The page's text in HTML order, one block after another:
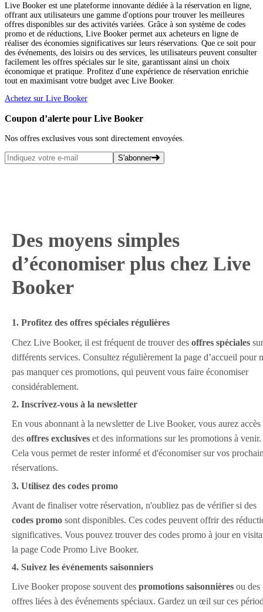
Live Booker est une plateforme innovante dédiée à la réservation en ligne,
offrant aux utilisateurs une gamme d'options pour trouver les meilleures
offres disponibles sur des activités variées. Grâce à son système de codes
promo et de réductions, Live Booker permet aux acheteurs en ligne de
réaliser des économies significatives sur leurs réservations. Que ce soit pour
des événements, des loisirs ou des services, les utilisateurs peuvent consulter
facilement les offres spéciales sur le site, garantissant ainsi un choix
économique et pratique. Profitez d'une expérience de réservation enrichie
tout en maximisant votre budget avec Live Booker.
Achetez sur Live Booker
Coupon d’alerte pour Live Booker
Nos offres exclusives vous sont directement envoyées.
S'abonner
Des moyens simples
d’économiser plus chez Live
Booker
1. Profitez des offres spéciales régulières
Chez Live Booker, il est fréquent de trouver des offres spéciales sur
différents services. Consultez régulièrement la page d’accueil pour
pas manquer ces promotions, qui peuvent vous faire économiser
considérablement.
2. Inscrivez-vous à la newsletter
En vous abonnant à la newsletter de Live Booker, vous aurez accès
des offres exclusives et des informations sur les promotions à venir.
Cela vous permet de rester informé et d'économiser sur vos
réservations.
3. Utilisez des codes promo
Avant de finaliser votre réservation, n'oubliez pas de vérifier si des
codes promo sont disponibles. Ces codes peuvent offrir des
significatives. Vous pouvez trouver des codes promo à jour en
la page Code Promo Live Booker.
4. Suivez les événements saisonniers
Live Booker propose souvent des promotions saisonnières ou des
offres liées à des événements spéciaux. Gardez un œil sur ces